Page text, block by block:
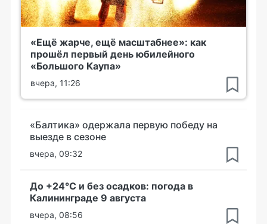
«Ещё жарче, ещё масштабнее»: как
прошёл первый день юбилейного
«Большого Каупа»
вчера, 11:26
«Балтика» одержала первую победу на
выезде в сезоне
вчера, 09:32
До +24°С и без осадков: погода в
Калининграде 9 августа
вчера, 08:56